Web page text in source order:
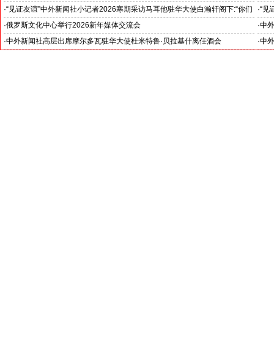
们将来成为印尼和中国文化交流的使者”
奥
·“见证友谊”中外新闻社小记者2026寒期采访马耳他驻华大使白瀚轩阁下:“你们
就是中国未来的新闻发言人”
·“见
罗斯
·俄罗斯文化中心举行2026新年媒体交流会 ·中
·中外新闻社高层出席摩尔多瓦驻华大使杜米特鲁·贝拉基什离任酒会 ·中